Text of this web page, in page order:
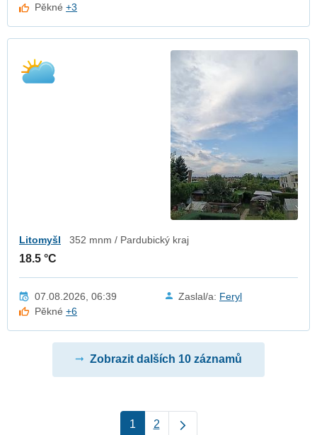
Pěkné+3
Litomyšl 352 mnm / Pardubický kraj
18.5 °C
07.08.2026, 06:39 Zaslal/a: Feryl
Pěkné+6
Zobrazit dalších 10 záznamů
1 2